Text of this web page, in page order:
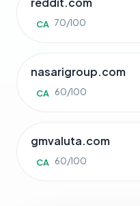
CA 70/100
nasarigroup.com
CA 60/100
gmvaluta.com
CA 60/100